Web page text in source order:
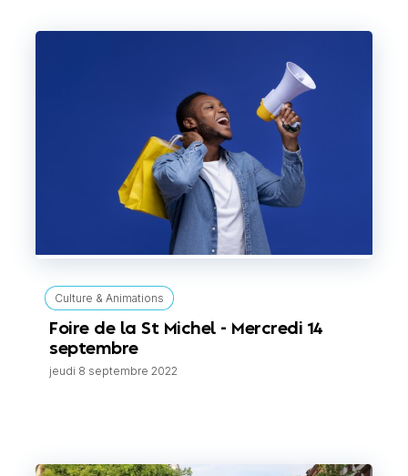
Culture & Animations
Foire de la St Michel - Mercredi 14
septembre
jeudi 8 septembre 2022